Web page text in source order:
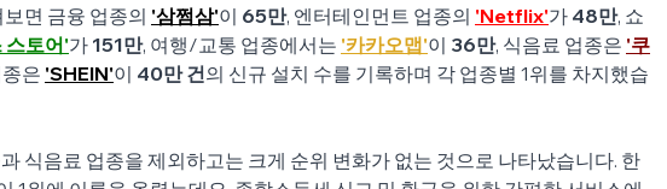
면 금융 업종의 '삼쩜삼'이 65만, 엔터테인먼트 업종의 'Netflix'가 48만, 쇼
스토어'가 151만, 여행/교통 업종에서는 '카카오맵'이 36만, 식음료 업종은 '쿠
은 'SHEIN'이 40만 건의 신규 설치 수를 기록하며 각 업종별 1위를 차지했습
식음료 업종을 제외하고는 크게 순위 변화가 없는 것으로 나타났습니다. 한